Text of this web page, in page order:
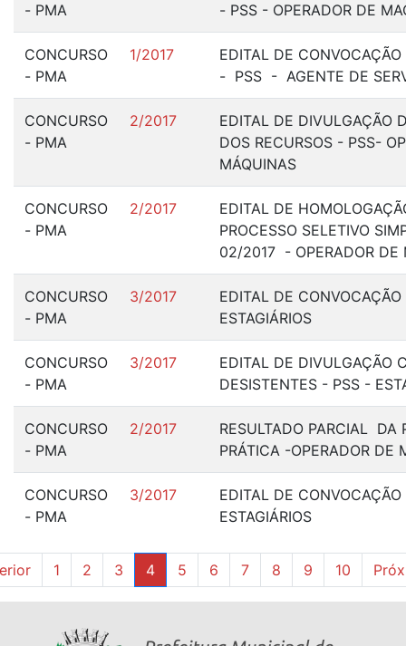
- PMA
- PSS - OPERADOR DE
CONCURSO
- PMA
1/2017
EDITAL DE
- PSS - AGENTE DE
CONCURSO
- PMA
2/2017
EDITAL DE DIVULGAÇÃO
DOS RECURSOS - PSS-
MÁQUINAS
CONCURSO
- PMA
2/2017
EDITAL DE
PROCESSO SELETIVO
02/2017 - OPERADOR DE
CONCURSO
- PMA
3/2017
EDITAL DE
ESTAGIÁRIOS
CONCURSO
- PMA
3/2017
EDITAL DE DIVULGAÇÃO
DESISTENTES - PSS -
CONCURSO
- PMA
2/2017
RESULTADO PARCIAL DA
PRÁTICA -OPERADOR DE
CONCURSO
- PMA
3/2017
EDITAL DE CONVOCAÇÃO
ESTAGIÁRIOS
1 2 3 4 5 6 7 8 9 10